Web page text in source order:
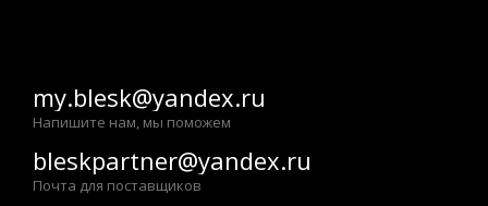
my.blesk@yandex.ru
Напишите нам, мы поможем
bleskpartner@yandex.ru
Почта для поставщиков